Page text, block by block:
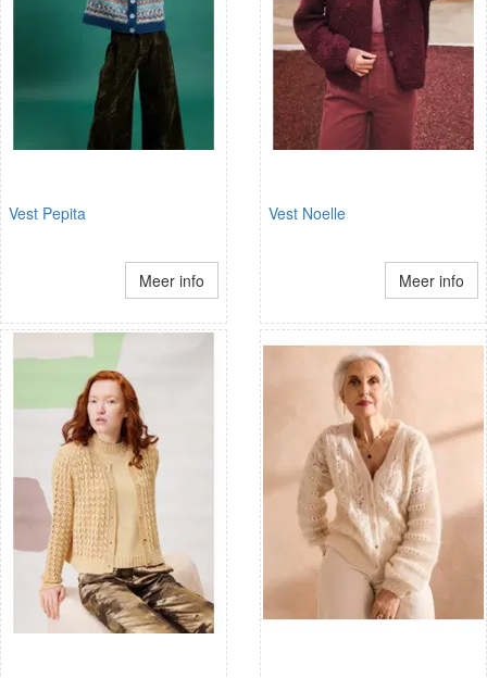
Vest Pepita
Meer info
Vest Noelle
Meer info